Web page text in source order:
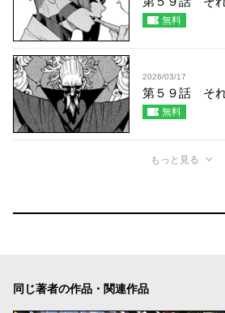
無料
2026/03/17
第５９話 そ
無料
もっと見る
同じ著者の作品・関連作品